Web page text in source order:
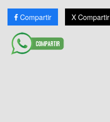
Compartir X Compartir